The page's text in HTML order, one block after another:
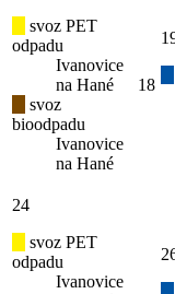
svoz PET
odpadu
Ivanovice
na Hané
svoz
bioodpadu
Ivanovice
na Hané
18
24
svoz PET
odpadu
Ivanovice